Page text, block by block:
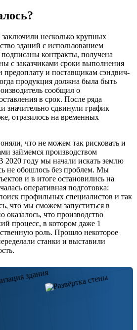
несколько крупных
зданий с использованием
контракты, получена
с заказчиками сроки выполнения
предоплату и поставщикам сэндвич-
продукция должна была быть
сообщил о
в срок. После ряда
значительно сдвинули график
отразилось на временных
что не можем так рисковать и
займемся производством
2020 году мы начали искать землю
не обошлось без проблем. Мы
и в итоге остановились на
оперативная подготовка:
профильных специалистов и так
что мы сможем запуститься в
оказалось, что производство
процесс, в котором даже 1
роль. Прошло некоторое
станки и выставили